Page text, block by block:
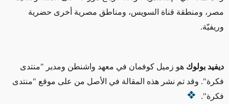
مصر، ومنطقة قناة السويس، ومناطق مصرية أخرى حضرية
وريفيّة.
ديفيد بولوك هو زميل كوفمان في معهد واشنطن ومدير "منتدى
فكرة". وقد تم نشر هذه المقالة في الأصل من على موقع "منتدى
فكرة".